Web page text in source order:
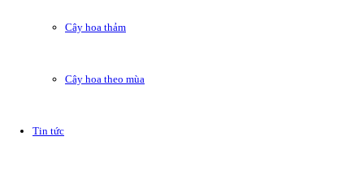
Cây hoa thảm
Cây hoa theo mùa
Tin tức